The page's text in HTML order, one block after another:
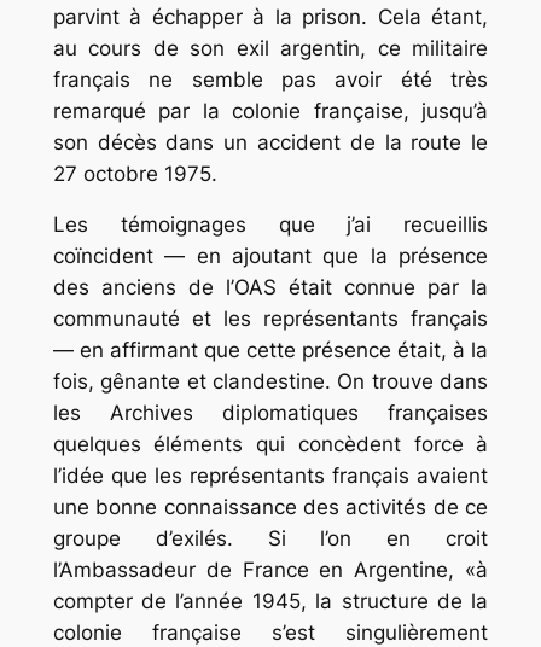
parvint à échapper à la prison. Cela étant,
au cours de son exil argentin, ce militaire
français ne semble pas avoir été très
remarqué par la colonie française, jusqu’à
son décès dans un accident de la route le
27 octobre 1975.
Les témoignages que j’ai recueillis
coïncident — en ajoutant que la présence
des anciens de l’OAS était connue par la
communauté et les représentants français
— en affirmant que cette présence était, à la
fois, gênante et clandestine. On trouve dans
les Archives diplomatiques françaises
quelques éléments qui concèdent force à
l’idée que les représentants français avaient
une bonne connaissance des activités de ce
groupe d’exilés. Si l’on en croit
l’Ambassadeur de France en Argentine, «à
compter de l’année 1945, la structure de la
colonie française s’est singulièrement